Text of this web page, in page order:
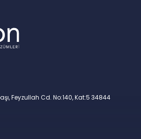
Feyzullah Cd. No:140, Kat:5 34844